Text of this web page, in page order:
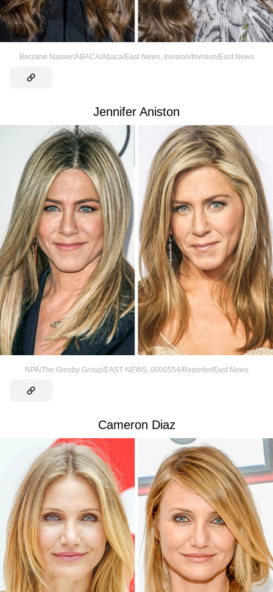
Berzane Nasser/ABACA/Abaca/East News, Invision/Invision/East News
Jennifer Aniston
NPA/The Grosby Group/EAST NEWS, 0000554/Reporter/East News
Cameron Diaz